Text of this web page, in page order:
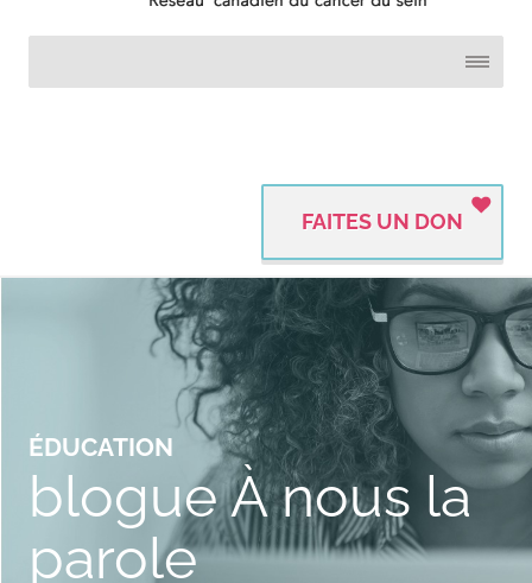
FAITES UN DON
ÉDUCATION
blogue À nous la
parole